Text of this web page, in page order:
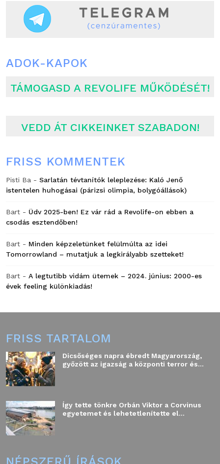
ADOK-KAPOK
TÁMOGASD A REVOLIFE MŰKÖDÉSÉT!
VEDD ÁT CIKKEINKET SZABADON!
FRISS KOMMENTEK
Pisti Ba - Sarlatán tévtanítók leleplezése: Kaló Jenő
istentelen huhogásai (párizsi olimpia, bolygóállások)
Bart - Üdv 2025-ben! Ez vár rád a Revolife-on ebben a
csodás esztendőben!
Bart - Minden képzeletünket felülmúlta az idei
Tomorrowland – mutatjuk a legkirályabb szetteket!
Bart - A legtutibb vidám ütemek – 2024. június: 2000-es
évek feeling különkiadás!
FRISS TARTALOM
Dicsőséges napra ébredt Magyarország,
győzött az igazság a központi terror és...
Így tette tönkre Orbán Viktor a Corvinus
egyetemet és lehetetlenítette el...